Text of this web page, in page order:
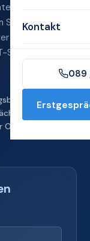
Kontakt
089
in
Spektrum
und Netzwerk
und